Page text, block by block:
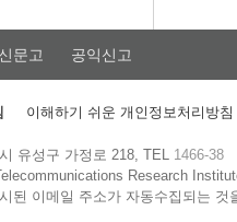
문고 공익신고
이해하기 쉬운 개인정보처리방침
유성구 가정로 218, TEL 1466-38
Research
된 이메일 주소가 자동수집되는